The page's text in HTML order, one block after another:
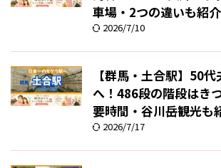
車場・2つの違いも紹介
2026/7/10
【群馬・土合駅】50
へ！486段の階段はき
要時間・谷川岳観光も
2026/7/17